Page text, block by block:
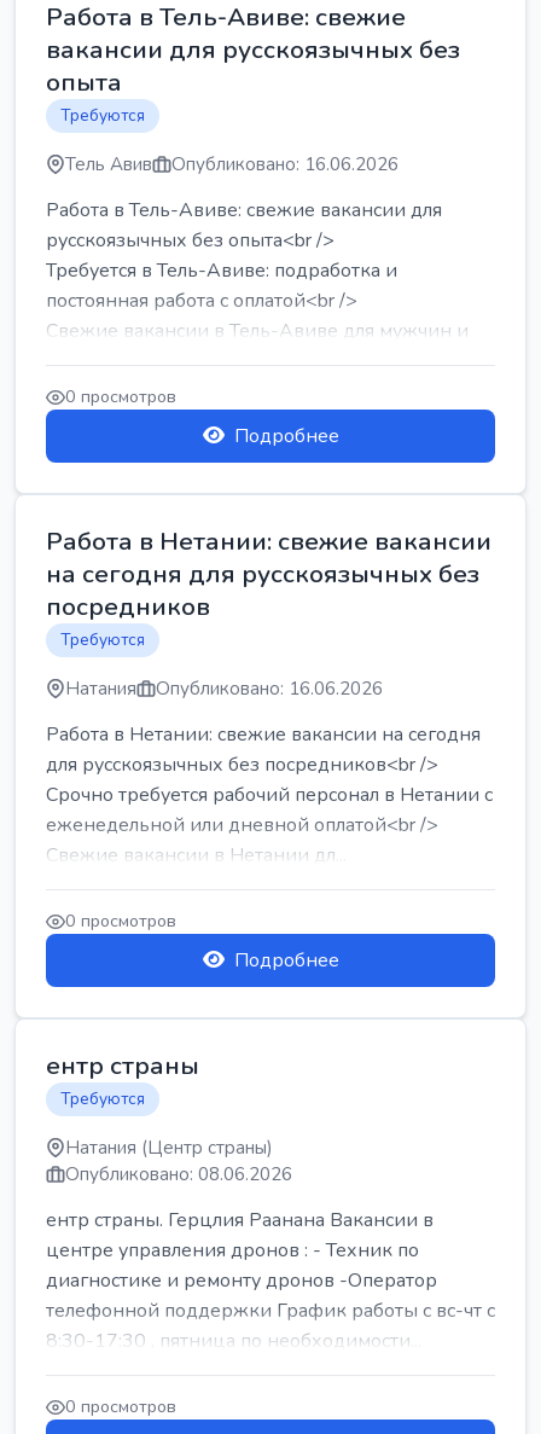
Работа в Тель-Авиве: свежие
вакансии для русскоязычных без
опыта
Требуются
Тель Авив Опубликовано: 16.06.2026
Работа в Тель-Авиве: свежие вакансии для
русскоязычных без опыта<br />
Требуется в Тель-Авиве: подработка и
постоянная работа с оплатой<br />
Свежие вакансии в Тель-Авиве для мужчин и
женщин от хозя...
0 просмотров
Подробнее
Работа в Нетании: свежие вакансии
на сегодня для русскоязычных без
посредников
Требуются
Натания Опубликовано: 16.06.2026
Работа в Нетании: свежие вакансии на сегодня
для русскоязычных без посредников<br />
Срочно требуется рабочий персонал в Нетании с
еженедельной или дневной оплатой<br />
Свежие вакансии в Нетании дл...
0 просмотров
Подробнее
ентр страны
Требуются
Натания (Центр страны)
Опубликовано: 08.06.2026
ентр страны. Герцлия Раанана Вакансии в
центре управления дронов : - Техник по
диагностике и ремонту дронов -Оператор
телефонной поддержки График работы с вс-чт с
8:30-17:30 , пятница по необходимости...
0 просмотров